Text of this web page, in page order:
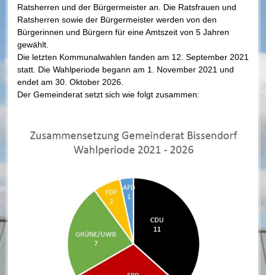
Ratsherren und der Bürgermeister an. Die Ratsfrauen und
Ratsherren sowie der Bürgermeister werden von den
Bürgerinnen und Bürgern für eine Amtszeit von 5 Jahren
gewählt.
Die letzten Kommunalwahlen fanden am 12. September 2021
statt. Die Wahlperiode begann am 1. November 2021 und
endet am 30. Oktober 2026.
Der Gemeinderat setzt sich wie folgt zusammen: